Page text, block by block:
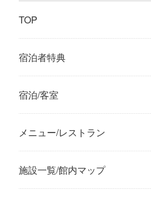
TOP
宿泊者特典
宿泊/客室
メニュー/レストラン
施設一覧/館内マップ